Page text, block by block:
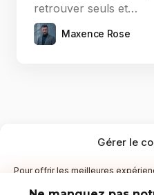
Gérer le
Pour offrir les meilleures
technologies telles que les
retrouver seuls et…
Maxence Rose